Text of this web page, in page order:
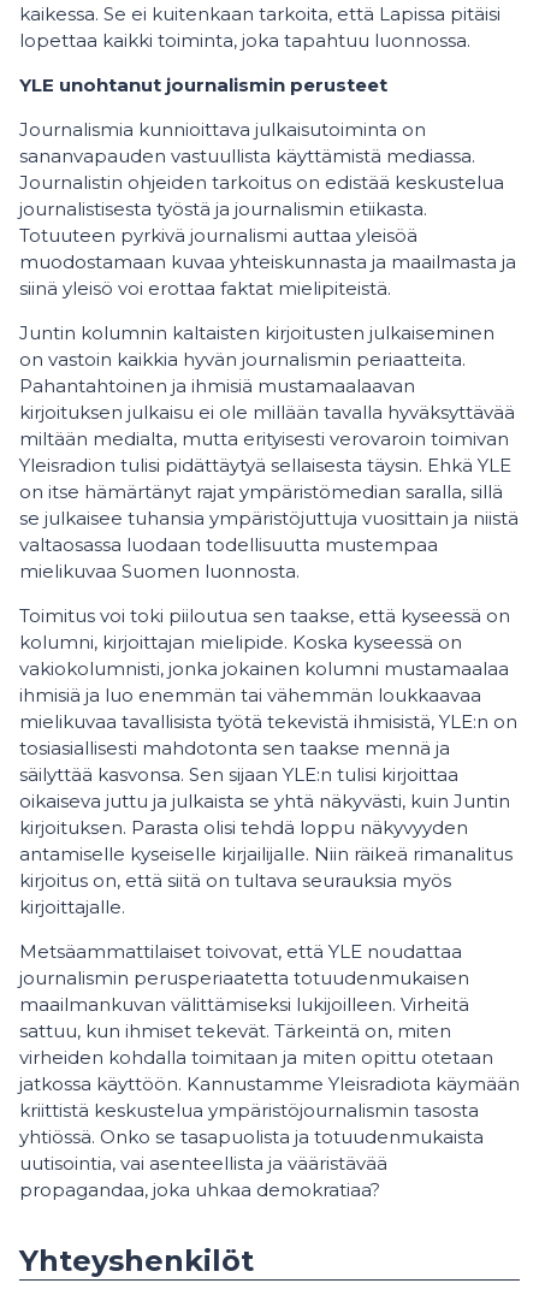
kaikessa. Se ei kuitenkaan tarkoita, että Lapissa pitäisi
lopettaa kaikki toiminta, joka tapahtuu luonnossa.
YLE unohtanut journalismin perusteet
Journalismia kunnioittava julkaisutoiminta on
sananvapauden vastuullista käyttämistä mediassa.
Journalistin ohjeiden tarkoitus on edistää keskustelua
journalistisesta työstä ja journalismin etiikasta.
Totuuteen pyrkivä journalismi auttaa yleisöä
muodostamaan kuvaa yhteiskunnasta ja maailmasta ja
siinä yleisö voi erottaa faktat mielipiteistä.
Juntin kolumnin kaltaisten kirjoitusten julkaiseminen
on vastoin kaikkia hyvän journalismin periaatteita.
Pahantahtoinen ja ihmisiä mustamaalaavan
kirjoituksen julkaisu ei ole millään tavalla hyväksyttävää
miltään medialta, mutta erityisesti verovaroin toimivan
Yleisradion tulisi pidättäytyä sellaisesta täysin. Ehkä YLE
on itse hämärtänyt rajat ympäristömedian saralla, sillä
se julkaisee tuhansia ympäristöjuttuja vuosittain ja niistä
valtaosassa luodaan todellisuutta mustempaa
mielikuvaa Suomen luonnosta.
Toimitus voi toki piiloutua sen taakse, että kyseessä on
kolumni, kirjoittajan mielipide. Koska kyseessä on
vakiokolumnisti, jonka jokainen kolumni mustamaalaa
ihmisiä ja luo enemmän tai vähemmän loukkaavaa
mielikuvaa tavallisista työtä tekevistä ihmisistä, YLE:n on
tosiasiallisesti mahdotonta sen taakse mennä ja
säilyttää kasvonsa. Sen sijaan YLE:n tulisi kirjoittaa
oikaiseva juttu ja julkaista se yhtä näkyvästi, kuin Juntin
kirjoituksen. Parasta olisi tehdä loppu näkyvyyden
antamiselle kyseiselle kirjailijalle. Niin räikeä rimanalitus
kirjoitus on, että siitä on tultava seurauksia myös
kirjoittajalle.
Metsäammattilaiset toivovat, että YLE noudattaa
journalismin perusperiaatetta totuudenmukaisen
maailmankuvan välittämiseksi lukijoilleen. Virheitä
sattuu, kun ihmiset tekevät. Tärkeintä on, miten
virheiden kohdalla toimitaan ja miten opittu otetaan
jatkossa käyttöön. Kannustamme Yleisradiota käymään
kriittistä keskustelua ympäristöjournalismin tasosta
yhtiössä. Onko se tasapuolista ja totuudenmukaista
uutisointia, vai asenteellista ja vääristävää
propagandaa, joka uhkaa demokratiaa?
Yhteyshenkilöt